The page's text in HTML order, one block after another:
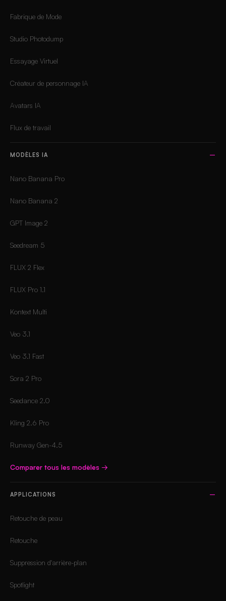
Fabrique de Mode
Studio Photodump
Essayage Virtuel
Créateur de personnage IA
Avatars IA
Flux de travail
MODÈLES IA
Nano Banana Pro
Nano Banana 2
GPT Image 2
Seedream 5
FLUX 2 Flex
FLUX Pro 1.1
Kontext Multi
Veo 3.1
Veo 3.1 Fast
Sora 2 Pro
Seedance 2.0
Kling 2.6 Pro
Runway Gen-4.5
Comparer tous les modèles →
APPLICATIONS
Retouche de peau
Retouche
Suppression d'arrière-plan
Spotlight